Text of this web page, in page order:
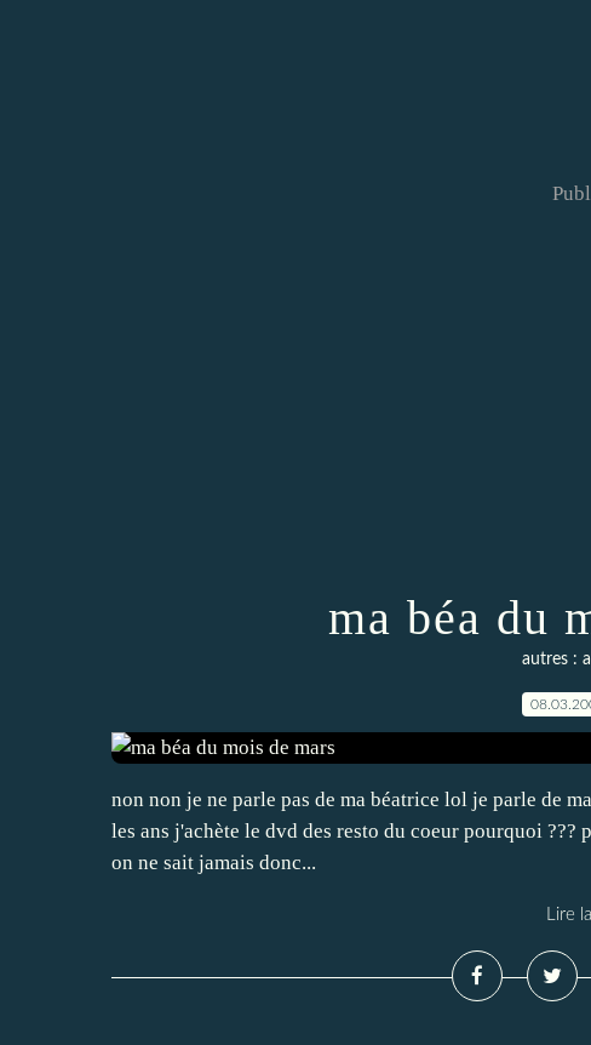
ma béa du
autres :
non non je ne parle pas de ma béatrice lol je parle de
les ans j'achète le dvd des resto du coeur pourquoi
on ne sait jamais donc...
Lire